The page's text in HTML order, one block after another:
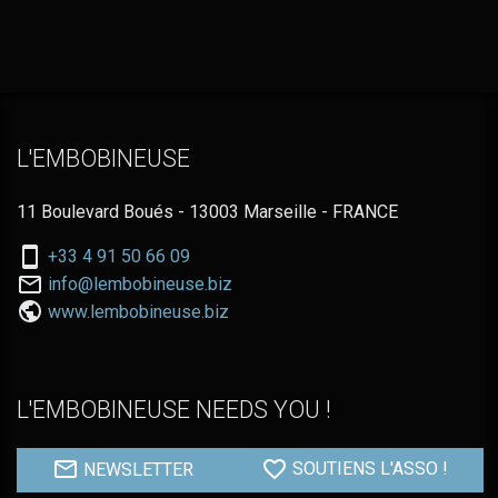
L'EMBOBINEUSE
11 Boulevard Boués - 13003 Marseille - FRANCE
Nous
téléphoner
au:
+33 4 91 50 66 09
Nous
contacter
info@lembobineuse.biz
www.lembobineuse.biz
L'EMBOBINEUSE NEEDS YOU !
NEWSLETTER SOUTIENS L'ASSO !